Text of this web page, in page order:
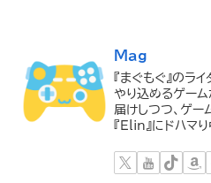
Mag
『まぐもぐ』のラ
やり込めるゲーム
届けしつつ、ゲー
『Elin』にドハマり